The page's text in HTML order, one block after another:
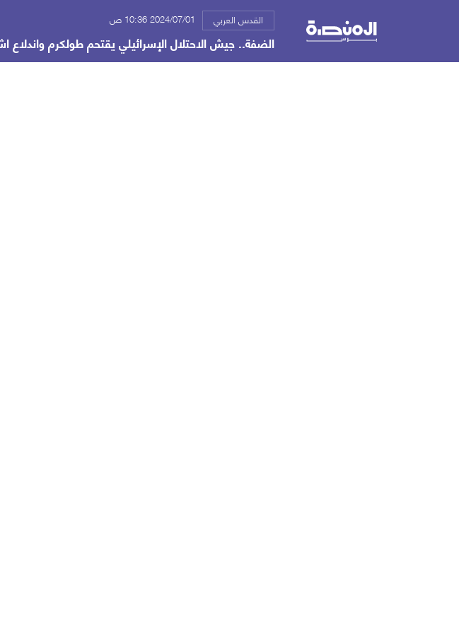
القدس العربي 2024/07/01 10:36 ص
الضفة.. جيش الاحتلال الإسرائيلي يقتحم طولكرم واندلاع